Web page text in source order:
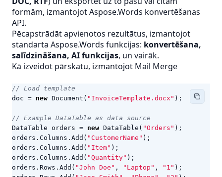
formām, izmantojot Aspose.Words konvertēšanas
API.
Pēcapstrādāt apvienotos rezultātus, izmantojot
standarta Aspose.Words funkcijas: konvertēšana,
salīdzināšana, AI funkcijas, un vairāk.
Kā izveidot pārskatu, izmantojot Mail Merge
// Load template
doc = new Document ( "InvoiceTemplate.docx" );
// Example DataTable as data source
DataTable
orders = new DataTable ( "Orders" );
orders . Columns . Add ( "CustomerName" );
orders . Columns . Add ( "Item" );
orders . Columns . Add ( "Quantity" );
orders . Rows . Add ( "John Doe" , "Laptop" , "1" );